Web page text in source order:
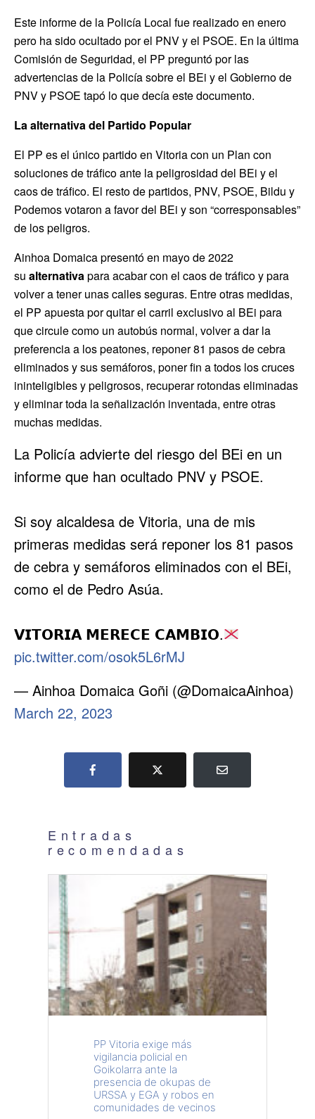
Este informe de la Policía Local fue realizado en enero
pero ha sido ocultado por el PNV y el PSOE. En la última
Comisión de Seguridad, el PP preguntó por las
advertencias de la Policía sobre el BEi y el Gobierno de
PNV y PSOE tapó lo que decía este documento.
La alternativa del Partido Popular
El PP es el único partido en Vitoria con un Plan con
soluciones de tráfico ante la peligrosidad del BEi y el
caos de tráfico. El resto de partidos, PNV, PSOE, Bildu y
Podemos votaron a favor del BEi y son “corresponsables”
de los peligros.
Ainhoa Domaica presentó en mayo de 2022
su alternativapara acabar con el caos de tráfico y para
volver a tener unas calles seguras. Entre otras medidas,
el PP apuesta por quitar el carril exclusivo al BEi para
que circule como un autobús normal, volver a dar la
preferencia a los peatones, reponer 81 pasos de cebra
eliminados y sus semáforos, poner fin a todos los cruces
ininteligibles y peligrosos, recuperar rotondas eliminadas
y eliminar toda la señalización inventada, entre otras
muchas medidas.
La Policía advierte del riesgo del BEi en un
informe que han ocultado PNV y PSOE.
Si soy alcaldesa de Vitoria, una de mis
primeras medidas será reponer los 81 pasos
de cebra y semáforos eliminados con el BEi,
como el de Pedro Asúa.
𝗩𝗜𝗧𝗢𝗥𝗜𝗔 𝗠𝗘𝗥𝗘𝗖𝗘 𝗖𝗔𝗠𝗕𝗜𝗢.
pic.twitter.com/osok5L6rMJ
— Ainhoa Domaica Goñi (@DomaicaAinhoa)
March 22, 2023
Entradas
recomendadas
PP Vitoria exige más
vigilancia policial en
Goikolarra ante la
presencia de okupas de
URSSA y EGA y robos en
comunidades de vecinos